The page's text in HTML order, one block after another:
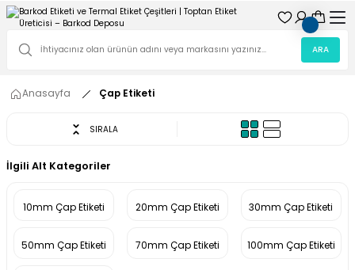
ARA
Anasayfa Çap Etiketi
SIRALA
İlgili Alt Kategoriler
10mm Çap Etiketi 20mm Çap Etiketi 30mm Çap Etiketi
50mm Çap Etiketi 70mm Çap Etiketi 100mm Çap Etiketi